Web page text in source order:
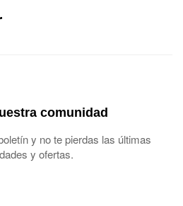
comunidad
y no te pierdas las últimas
y ofertas.